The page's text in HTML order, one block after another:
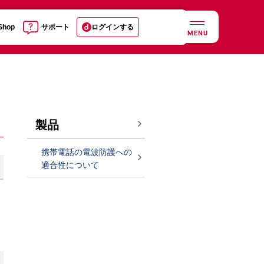
サポート ログインする
MENU
製品
携帯電話の電波防護への
適合性について